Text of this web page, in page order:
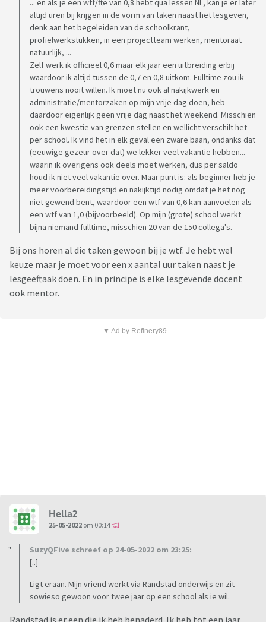
... en als je een wtf/fte van 0,8 hebt qua lessen NL, kan je er later
altijd uren bij krijgen in de vorm van taken naast het lesgeven,
denk aan het begeleiden van de schoolkrant,
profielwerkstukken, in een projectteam werken, mentoraat
natuurlijk, ...
Zelf werk ik officieel 0,6 maar elk jaar een uitbreiding erbij
waardoor ik altijd tussen de 0,7 en 0,8 uitkom. Fulltime zou ik
trouwens nooit willen. Ik moet nu ook al nakijkwerk en
administratie/mentorzaken op mijn vrije dag doen, heb
daardoor eigenlijk geen vrije dag naast het weekend. Misschien
ook een kwestie van grenzen stellen en wellicht verschilt het
per school. Ik vind het in elk geval een zware baan, ondanks dat
(eeuwige gezeur over dat) we lekker veel vakantie hebben...
waarin ik overigens ook deels moet werken, dus per saldo
houd ik niet veel vakantie over. Maar punt is: als beginner heb je
meer voorbereidingstijd en nakijktijd nodig omdat je het nog
niet gewend bent, waardoor een wtf van 0,6 kan aanvoelen als
een wtf van 1,0 (bijvoorbeeld). Op mijn (grote) school werkt
bijna niemand fulltime, misschien 20 van de 150 collega's.
Bij ons horen al die taken gewoon bij je wtf. Je hebt wel
keuze maar je moet voor een x aantal uur taken naast je
lesgeeftaak doen. En in principe is elke lesgevende docent
ook mentor.
▼ Ad by Refinery89
Hella2
25-05-2022 om 00:14
SuzyQFive schreef op 24-05-2022 om 23:25:
[..]
Ligt eraan. Mijn vriend werkt via Randstad onderwijs en zit
sowieso gewoon voor twee jaar op een school als ie wil.